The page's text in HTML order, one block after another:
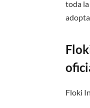
toda
Floki